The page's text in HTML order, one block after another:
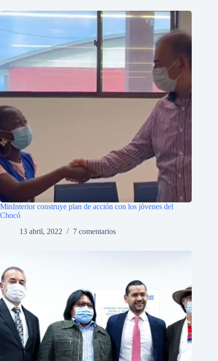
MinInterior construye plan de acción con los jóvenes del
Chocó
13 abril, 2022
7 comentarios